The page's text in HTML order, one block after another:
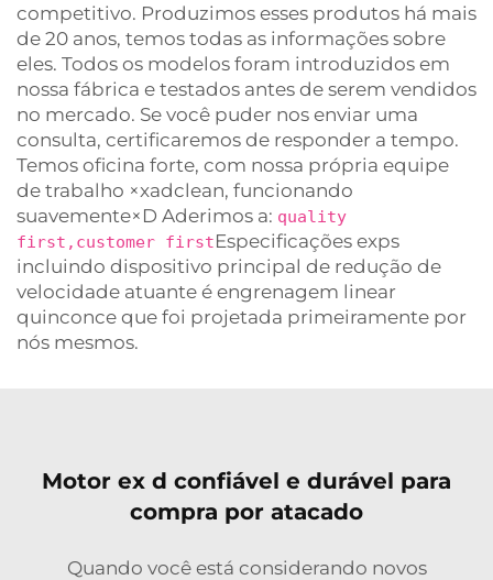
competitivo. Produzimos esses produtos há mais
de 20 anos, temos todas as informações sobre
eles. Todos os modelos foram introduzidos em
nossa fábrica e testados antes de serem vendidos
no mercado. Se você puder nos enviar uma
consulta, certificaremos de responder a tempo.
Temos oficina forte, com nossa própria equipe
de trabalho ×xadclean, funcionando
suavemente×D Aderimos a: quality
first,customer firstEspecificações exps
incluindo dispositivo principal de redução de
velocidade atuante é engrenagem linear
quinconce que foi projetada primeiramente por
nós mesmos.
Motor ex d confiável e durável para
compra por atacado
Quando você está considerando novos